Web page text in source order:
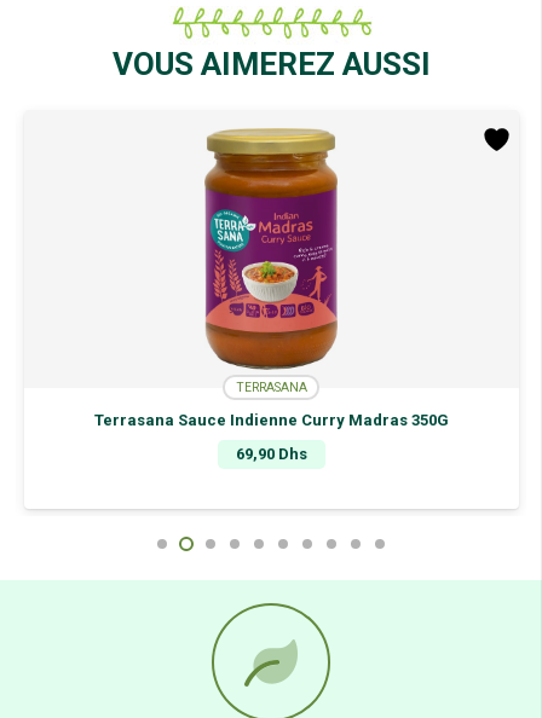
VOUS AIMEREZ AUSSI
TERRASANA
Terrasana Sauce Indienne Curry Madras 350G
69,90 Dhs